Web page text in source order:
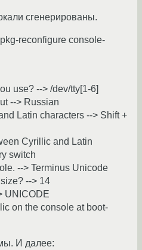
сгенерированы.
reconfigure console-
use? --> /dev/tty[1-6]
--> Russian
Latin characters --> Shift +
Cyrillic and Latin
switch
--> Terminus Unicode
--> 14
UNICODE
on the console at boot-
И далее: